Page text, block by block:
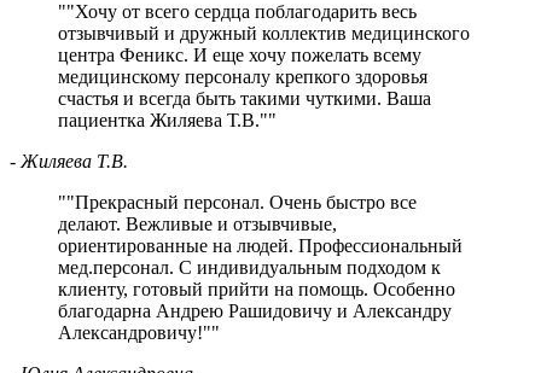
" Хочу от всего сердца поблагодарить весь
отзывчивый и дружный коллектив медицинского
центра Феникс. И еще хочу пожелать всему
медицинскому персоналу крепкого здоровья
счастья и всегда быть такими чуткими. Ваша
пациентка Жиляева Т.В. "
- Жиляева Т.В.
" Прекрасный персонал. Очень быстро все
делают. Вежливые и отзывчивые,
ориентированные на людей. Профессиональный
мед.персонал. С индивидуальным подходом к
клиенту, готовый прийти на помощь. Особенно
благодарна Андрею Рашидовичу и Александру
Александровичу! "